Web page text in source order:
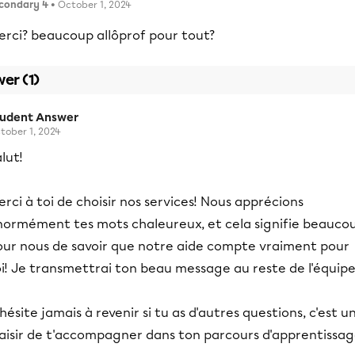
4 • October 1, 2024
beaucoup allôprof pour tout?
(1)
Answer
1, 2024
à toi de choisir nos services! Nous apprécions
tes mots chaleureux, et cela signifie
nous de savoir que notre aide compte vraiment pour
Je transmettrai ton beau message au reste de
jamais à revenir si tu as d'autres questions, c'est un
de t'accompagner dans ton parcours